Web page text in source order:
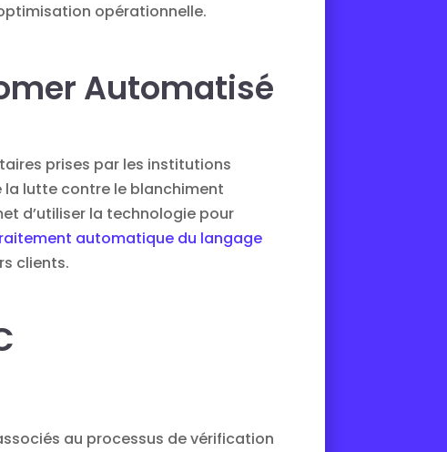
opérationnelle.
Automatisé
prises par les institutions
la lutte contre le blanchiment
d’utiliser la technologie pour
automatique du langage
clients.
au processus de vérification